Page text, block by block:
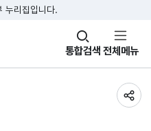
누리집입니다.
통합검색
창
열기 전체메뉴